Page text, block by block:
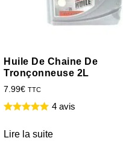
Huile De Chaine De
Tronçonneuse 2L
7.99€ TTC
4 avis
Lire la suite